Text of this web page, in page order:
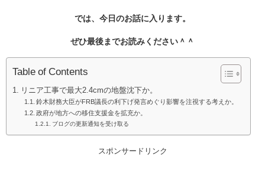
では、今日のお話に入ります。
ぜひ最後までお読みください＾＾
Table of Contents
リニア工事で最大2.4cmの地盤沈下か。
鈴木財務大臣がFRB議長の利下げ発言めぐり影響を注視する考えか。
政府が地方への移住支援金を拡充か。
ブログの更新通知を受け取る
スポンサードリンク